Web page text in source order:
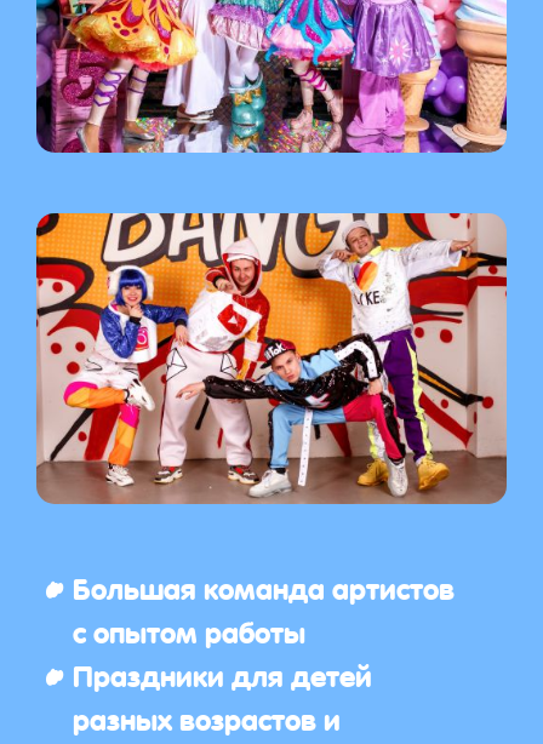
Большая команда артистов
с опытом работы
Праздники для детей
разных возрастов и